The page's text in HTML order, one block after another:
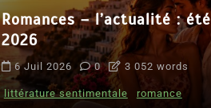
Romances – l’actualité : été
2026
6 Juil 2026 0 3 052 words
littérature sentimentale romance